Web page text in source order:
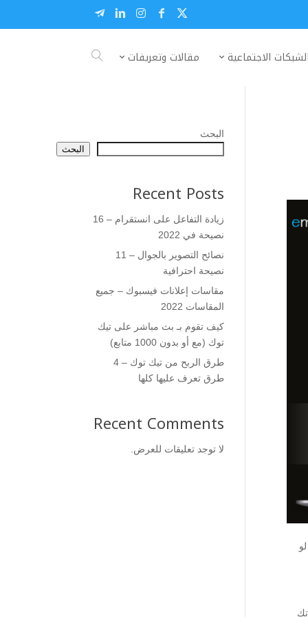
الاجتماعية مقالات وتعريفات
البحث
البحث
Recent Posts
زيادة التفاعل على انستقرام – 16
نصيحة في 2022
نصائح التصوير بالجوال – 11
نصيحة احترافية
مقاسات إعلانات فيسبوك – جميع
المقاسات 2022
كيف تقوم بـ بث مباشر على تيك
توك (مع أو بدون 1000 متابع)
طرق الربح من تيك توك – 4
طرق تعرف عليها كلها
Recent Comments
لا توجد تعليقات للعرض.